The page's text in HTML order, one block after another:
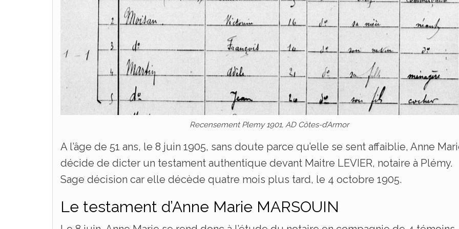
Recensement Plemy 1901, AD Côtes-d’Armor
A l’âge de 51 ans, le 8 juin 1905, sans doute parce qu’elle se sent affaiblie, Anne
décide de dicter un testament authentique devant Maitre LEVIER, notaire à Plémy.
Sage décision car elle décède quatre mois plus tard, le 4 octobre 1905.
Le testament d’Anne Marie MARSOUIN